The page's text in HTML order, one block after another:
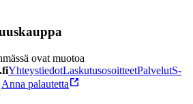
ovat muotoa
YhteystiedotLaskutusosoitteetPalvelutS-
Anna palautetta